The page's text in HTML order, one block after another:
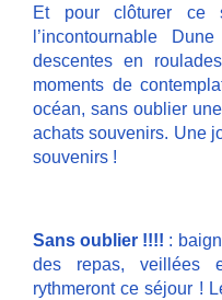
Et pour clôturer ce
l’incontournable
descentes en
moments de
océan, sans oublier
achats souvenirs. Une
souvenirs !
Sans oublier !!!! :
des repas, veillées
rythmeront ce séjour !